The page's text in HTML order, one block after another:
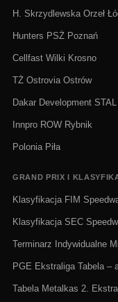
H. Skrzydlewska Orzeł
Hunters PSŻ Poznań
Cellfast Wilki Krosno
TŻ Ostrovia Ostrów
Dakar Development
Innpro ROW Rybnik
Polonia Piła
GRAND PRIX I
Klasyfikacja FIM
Klasyfikacja SEC
Terminarz Indywidualne
PGE Ekstraliga Tabela –
Tabela Metalkas 2.